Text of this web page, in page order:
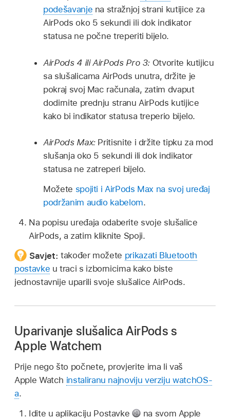
podešavanje na stražnjoj strani kutijice za
AirPods oko 5 sekundi ili dok indikator
statusa ne počne treperiti bijelo.
AirPods 4 ili AirPods Pro 3: Otvorite kutijicu
sa slušalicama AirPods unutra, držite je
pokraj svoj Mac računala, zatim dvaput
dodirnite prednju stranu AirPods kutijice
kako bi indikator statusa treperio bijelo.
AirPods Max: Pritisnite i držite tipku za mod
slušanja oko 5 sekundi ili dok indikator
statusa ne zatreperi bijelo.
Možete spojiti i AirPods Max na svoj uređaj
podržanim audio kabelom.
Na popisu uređaja odaberite svoje slušalice
AirPods, a zatim kliknite Spoji.
Savjet:također možete prikazati Bluetooth
postavke u traci s izbornicima kako biste
jednostavnije uparili svoje slušalice AirPods.
Uparivanje slušalica AirPods s
Apple Watchem
Prije nego što počnete, provjerite ima li vaš
Apple Watch instaliranu najnoviju verziju watchOS-
a.
Idite u aplikaciju Postavke
na svom Apple